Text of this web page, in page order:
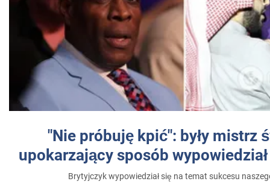
"Nie próbuję kpić": były mistrz
upokarzający sposób
Brytyjczyk wypowiedział się na temat sukcesu